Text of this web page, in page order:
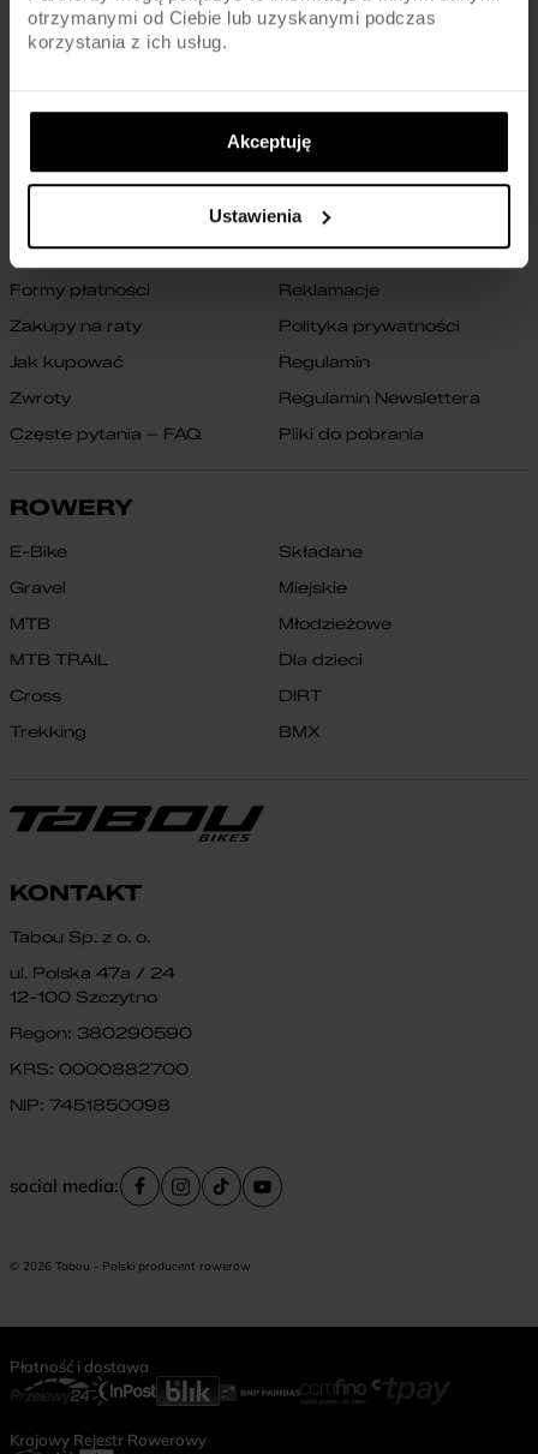
otrzymanymi od Ciebie lub uzyskanymi podczas
korzystania z ich usług.
Akceptuję
Ustawienia
O nas
Kontakt
Archiwum rowerów
Oświadczenie o dostępności
SKLEP
Formy płatności
Zakupy na raty
Jak kupować
Zwroty
Częste pytania – FAQ
Reklamacje
Polityka prywatności
Regulamin
Regulamin Newslettera
Pliki do pobrania
ROWERY
E-Bike
Gravel
MTB
MTB TRAIL
Cross
Trekking
Składane
Miejskie
Młodzieżowe
Dla dzieci
DIRT
BMX
KONTAKT
Tabou Sp. z o. o.
ul. Polska 47a / 24
12-100 Szczytno
Regon: 380290590
KRS: 0000882700
NIP: 7451850098
social media:
© 2026 Tabou - Polski producent rowerów
Płatność i dostawa
Krajowy Rejestr Rowerowy